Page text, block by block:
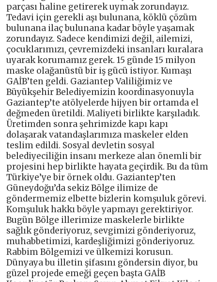
parçası haline getirerek uymak zorundayız.
Tedavi için gerekli aşı bulunana, köklü çözüm
bulunana ilaç bulunana kadar böyle yaşamak
zorundayız. Sadece kendimizi değil, ailemizi,
çocuklarımızı, çevremizdeki insanları kuralara
uyarak korumamız gerek. 15 günde 15 milyon
maske olağanüstü bir iş gücü istiyor. Kumaşı
GAİB’ten geldi. Gaziantep Valiliğimiz ve
Büyükşehir Belediyemizin koordinasyonuyla
Gaziantep’te atölyelerde hijyen bir ortamda el
değmeden üretildi. Maliyeti birlikte karşıladık.
Üretimden sonra şehrimizde kapı kapı
dolaşarak vatandaşlarımıza maskeler elden
teslim edildi. Sosyal devletin sosyal
belediyeciliğin insanı merkeze alan önemli bir
projesini hep birlikte hayata geçirdik. Bu da tüm
Türkiye’ye bir örnek oldu. Gaziantep’ten
Güneydoğu’da sekiz Bölge ilimize de
göndermemiz elbette bizlerin komşuluk görevi.
Komşuluk hakkı böyle yapmayı gerektiriyor.
Bugün Bölge illerimize maskelerle birlikte
sağlık gönderiyoruz, sevgimizi gönderiyoruz,
muhabbetimizi, kardeşliğimizi gönderiyoruz.
Rabbim Bölgemizi ve ülkemizi korusun.
Dünyaya bu illetin şifasını göndersin diyor, bu
güzel projede emeği geçen başta GAİB